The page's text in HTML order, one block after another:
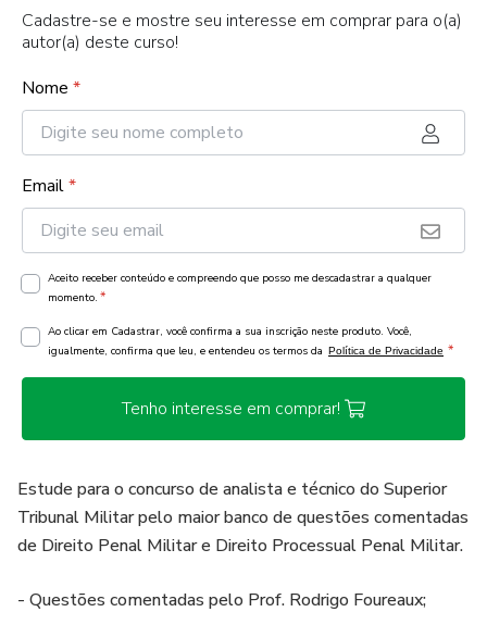
Cadastre-se e mostre seu interesse em comprar para o(a)
autor(a) deste curso!
Nome *
Email*
Aceito receber conteúdo e compreendo que posso me descadastrar a qualquer
momento. *
Ao clicar em Cadastrar, você confirma a sua inscrição neste produto. Você,
igualmente, confirma que leu, e entendeu os termos da Política de Privacidade *
Tenho interesse em comprar!
Estude para o concurso de analista e técnico do Superior
Tribunal Militar pelo maior banco de questões comentadas
de Direito Penal Militar e Direito Processual Penal Militar.
- Questões comentadas pelo Prof. Rodrigo Foureaux;